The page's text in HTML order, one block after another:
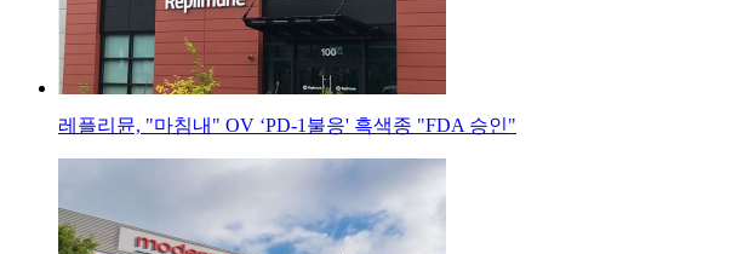
레플리뮨, "마침내" OV ‘PD-1불응' 흑색종 "FDA 승인"